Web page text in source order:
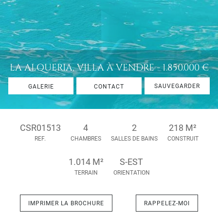
LA ALQUERIA, VILLA À VENDRE - 1.850.000 €
GALERIE CONTACT SAUVEGARDER
CSR01513
REF.
4
CHAMBRES
2
SALLES DE BAINS
218 M²
CONSTRUIT
1.014 M²
TERRAIN
S-EST
ORIENTATION
IMPRIMER LA BROCHURE RAPPELEZ-MOI